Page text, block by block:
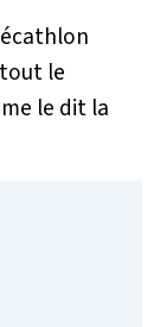
le
le dit la